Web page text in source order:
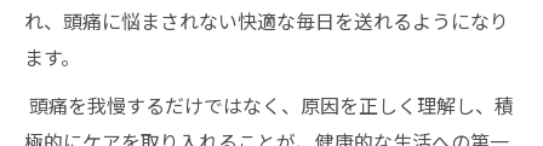
れ、頭痛に悩まされない快適な毎日を送れるようになり
ます。
頭痛を我慢するだけではなく、原因を正しく理解し、積